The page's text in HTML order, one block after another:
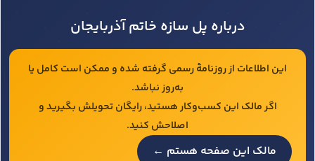
درباره پل سازه خاتم آذربایجان
این اطلاعات از روزنامهٔ رسمی گرفته شده و ممکن است کامل یا
به‌روز نباشد.
اگر مالک این کسب‌وکار هستید، رایگان تحویلش بگیرید و
اصلاحش کنید.
مالک این صفحه هستم ←